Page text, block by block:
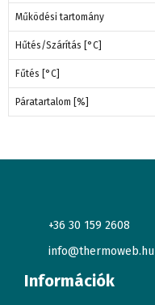
Működési tartomány
Hűtés/Szárítás [°C]
Fűtés [°C]
Páratartalom [%]
+36 30 159 2608
info@thermoweb.hu
Információk